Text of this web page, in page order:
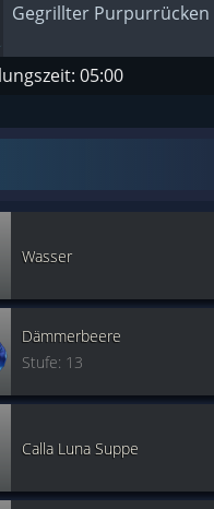
Gegrillter Purpurrücken
05:00
Wasser
Dämmerbeere
Stufe: 13
Calla Luna Suppe